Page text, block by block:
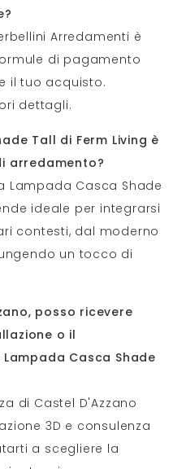
Arredamenti è
di pagamento
il tuo acquisto.
dettagli.
Tall di Ferm Living è
arredamento?
Lampada Casca Shade
ideale per integrarsi
contesti, dal moderno
un tocco di
posso ricevere
o il
Casca Shade
di Castel D'Azzano
3D e consulenza
a scegliere la